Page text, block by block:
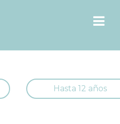
Hasta 12 años